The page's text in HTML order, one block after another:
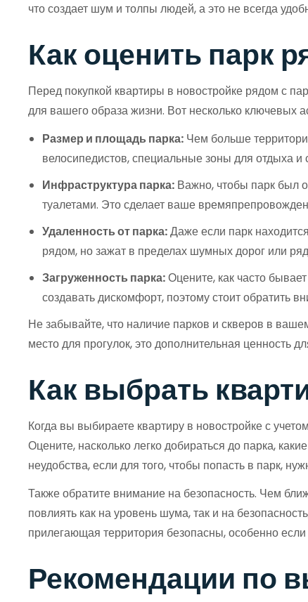
что создает шум и толпы людей, а это не всегда
Как оценить парк
Перед покупкой квартиры в новостройке рядом с
для вашего образа жизни. Вот несколько ключевых
Размер и площадь парка: Чем больше
велосипедистов, специальные зоны для отдыха
Инфраструктура парка: Важно, чтобы парк был
туалетами. Это сделает ваше
Удаленность от парка:Даже если парк
рядом, но зажат в пределах шумных дорог или
Загруженность парка:Оцените, как часто
создавать дискомфорт, поэтому стоит обратить
Не забывайте, что наличие парков и скверов в
место для прогулок, это дополнительная
Как выбрать
Когда вы выбираете квартиру в новостройке с
Оцените, насколько легко добираться до парка,
неудобства, если для того, чтобы попасть в парк,
Также обратите внимание на безопасность. Чем
повлиять как на уровень шума, так и на
прилегающая территория безопасны, особенно
Рекомендации по